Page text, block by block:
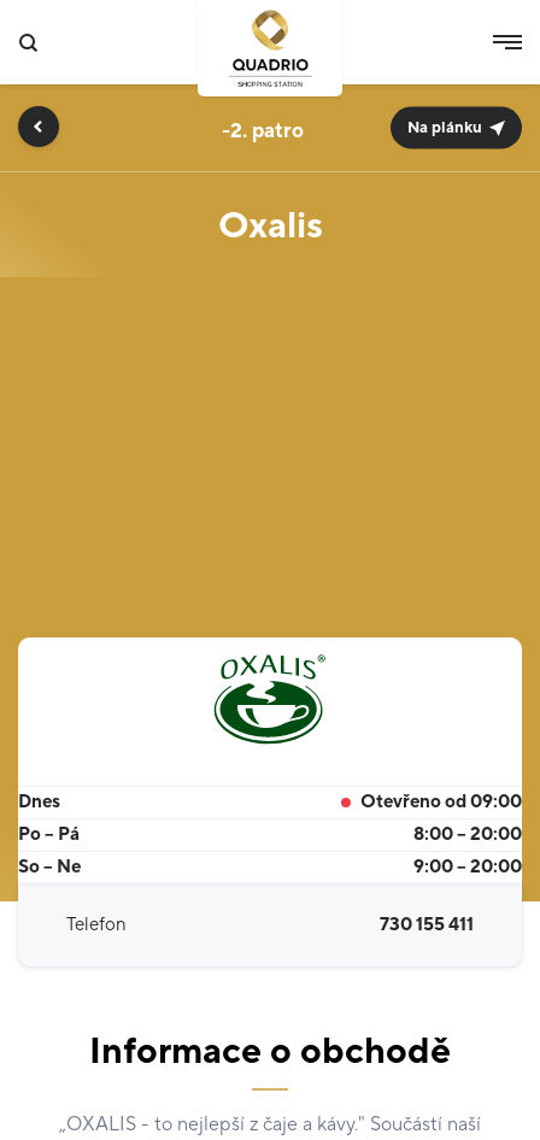
Oxalis
-2. Na plánku
Dnes
Otevřeno od 09:00
Po – Pá
8:00 – 20:00
So – Ne
9:00 – 20:00
Telefon 730 155 411
Informace o obchodě
„OXALIS - to nejlepší z čaje a kávy." Součástí naší